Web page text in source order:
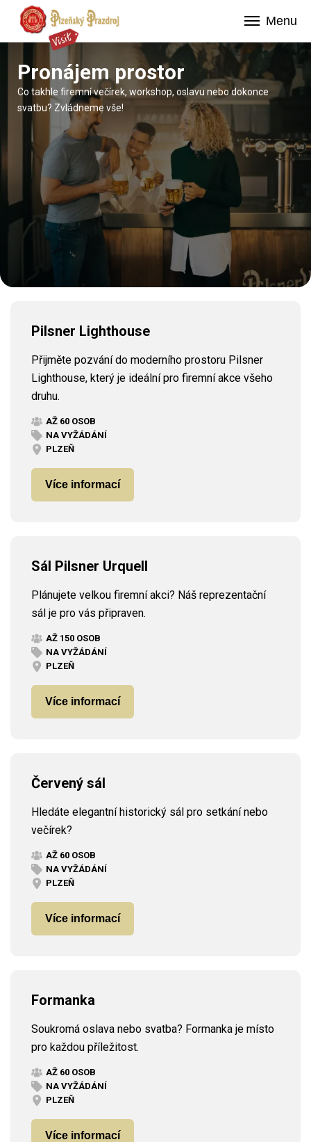
Menu
Pronájem prostor
Co takhle firemní večírek, workshop, oslavu nebo dokonce
svatbu? Zvládneme vše!
Pilsner Lighthouse
Přijměte pozvání do moderního prostoru Pilsner
Lighthouse, který je ideální pro firemní akce všeho
druhu.
AŽ 60 OSOB
NA VYŽÁDÁNÍ
PLZEŇ
Více informací
Sál Pilsner Urquell
Plánujete velkou firemní akci? Náš reprezentační
sál je pro vás připraven.
AŽ 150 OSOB
NA VYŽÁDÁNÍ
PLZEŇ
Více informací
Červený sál
Hledáte elegantní historický sál pro setkání nebo
večírek?
AŽ 60 OSOB
NA VYŽÁDÁNÍ
PLZEŇ
Více informací
Formanka
Soukromá oslava nebo svatba? Formanka je místo
pro každou příležitost.
AŽ 60 OSOB
NA VYŽÁDÁNÍ
PLZEŇ
Více informací